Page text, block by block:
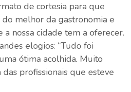
de cortesia para que
melhor da gastronomia e
nossa cidade tem a oferecer.
elogios: “Tudo foi
ótima acolhida. Muito
das profissionais que esteve